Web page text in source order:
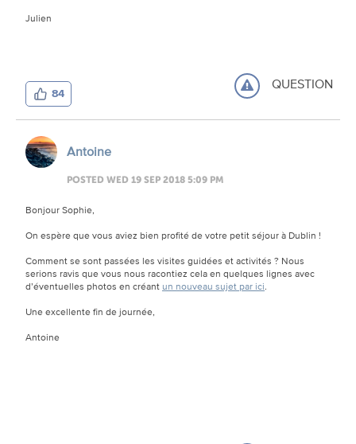
Julien
84 QUESTION
Antoine
POSTED WED 19 SEP 2018 5:09 PM
Bonjour Sophie,
On espère que vous aviez bien profité de votre petit séjour à Dublin !
Comment se sont passées les visites guidées et activités ? Nous
serions ravis que vous nous racontiez cela en quelques lignes avec
d’éventuelles photos en créant un nouveau sujet par ici.
Une excellente fin de journée,
Antoine